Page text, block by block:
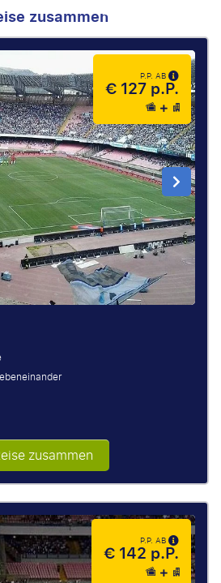
zusammen
P.P. AB
€ 127 p.P.
zusammen
P.P. AB
€ 142 p.P.